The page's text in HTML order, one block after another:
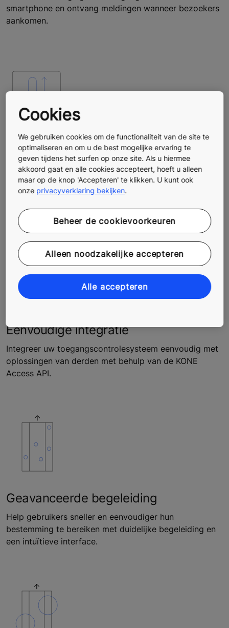
smartphone en ontvang meldingen wanneer bezoekers
aankomen.
Verbeterde verplaatsingen van
mensen
Optimaliseer liftritten, verkort wachttijden en maak
verplaatsingen comfortabeler dankzij het
Eenvoudige integratie
Integreer uw toegangscontrolesysteem eenvoudig met
oplossingen van derden met behulp van de KONE
Access API.
Geavanceerde begeleiding
Help gebruikers sneller en eenvoudiger hun
bestemming te bereiken met duidelijke begeleiding en
een intuïtieve interface.
Cookies
We gebruiken cookies om de functionaliteit van de site te
optimaliseren en om u de best mogelijke ervaring te
geven tijdens het surfen op onze site. Als u hiermee
akkoord gaat en alle cookies accepteert, hoeft u alleen
maar op de knop 'Accepteren' te klikken. U kunt ook
onze privacyverklaring bekijken.
Beheer de cookievoorkeuren
Alleen noodzakelijke accepteren
Alle accepteren